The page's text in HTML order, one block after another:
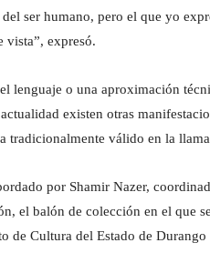
ser humano, pero el que yo
vista”, expresó.
lenguaje o una aproximación
existen otras
tradicionalmente válido en la
por Shamir Nazer,
el balón de colección en el que
de Cultura del Estado de